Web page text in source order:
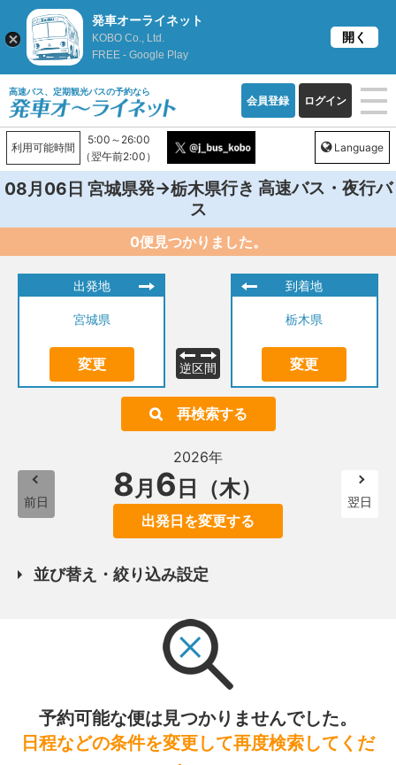
高速バス、定期観光バスの予約なら
会員登録 ログイン
利用可能時間
5:00～26:00
（翌午前2:00）
Language
08月06日 宮城県発→栃木県行き 高速バス・夜行バ
ス
0便見つかりました。
出発地
宮城県
変更 逆区間
到着地
栃木県
変更
再検索する
前日
2026年
8月 6 日（木）
出発日を変更する
翌日
並び替え・絞り込み設定
予約可能な便は見つかりませんでした。
日程などの条件を変更して再度検索してくだ
発車オーライネット
KOBO Co., Ltd.
FREE - Google Play
開く